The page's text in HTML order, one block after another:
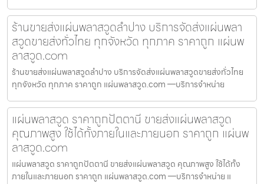
ร้านขายส่งแผ่นพลาสวูดลำปาง บริการจัดส่งแผ่นพลา
สวูดขายส่งทั่วไทย ทุกจังหวัด ทุกภาค ราคาถูก แผ่นพ
ลาสวูด.com
ร้านขายส่งแผ่นพลาสวูดลำปาง บริการจัดส่งแผ่นพลาสวูดขายส่งทั่วไทย
ทุกจังหวัด ทุกภาค ราคาถูก แผ่นพลาสวูด.com —บริการจำหน่าย
แผ่นพลาสวูด ราคาถูกปัตตานี ขายส่งแผ่นพลาสวูด
คุณภาพสูง ใช้ได้ทั้งภายในและภายนอก ราคาถูก แผ่นพ
ลาสวูด.com
แผ่นพลาสวูด ราคาถูกปัตตานี ขายส่งแผ่นพลาสวูด คุณภาพสูง ใช้ได้ทั้ง
ภายในและภายนอก ราคาถูก แผ่นพลาสวูด.com —บริการจำหน่าย แ